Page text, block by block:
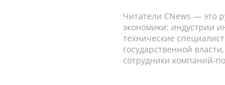
Читатели CNews — это
экономики: индустрии
технические
государственной
сотрудники компаний-